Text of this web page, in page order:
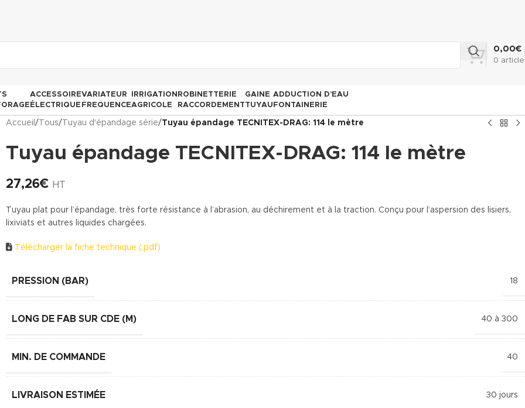
0 article
0,00€
ACCESSOIRE
ÉLECTRIQUE
VARIATEUR
FREQUENCE
IRRIGATION
AGRICOLE
ROBINETTERIE
RACCORDEMENT
GAINE
TUYAU
ADDUCTION D’EAU
FONTAINERIE
Accueil / Tous/ Tuyau d'épandage série/Tuyau épandage TECNITEX-DRAG: 114 le mètre
Tuyau épandage TECNITEX-DRAG: 114 le mètre
27,26€ HT
Tuyau plat pour l’épandage, très forte résistance à l’abrasion, au déchirement et à la traction. Conçu pour l’aspersion des lisiers,
lixiviats et autres liquides chargées.
Télécharger la fiche technique (.pdf)
PRESSION (BAR) 18
LONG DE FAB SUR CDE (M) 40 à 300
MIN. DE COMMANDE 40
LIVRAISON ESTIMÉE 30 jours